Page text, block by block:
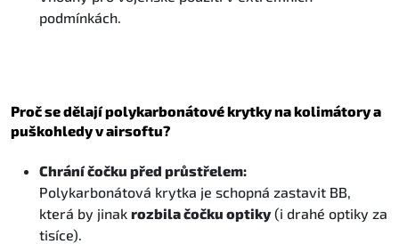
podmínkách.
Proč se dělají polykarbonátové krytky na kolimátory a
puškohledy v airsoftu?
Chrání čočku před průstřelem:
Polykarbonátová krytka je schopná zastavit BB,
která by jinak rozbila čočku optiky(i drahé optiky za
tisíce).